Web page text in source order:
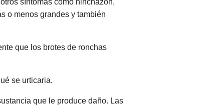
o menos grandes y también
que los brotes de ronchas
se urticaria.
que le produce daño. Las